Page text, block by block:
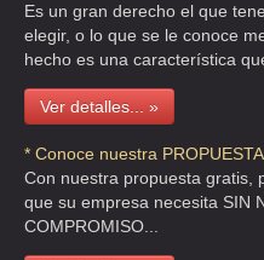
Es un gran derecho el que
elegir, o lo que se le conoce
hecho es una característica
Ver detalles... »
* Conoce nuestra
Con nuestra propuesta gratis,
que su empresa necesita SIN
COMPROMISO...